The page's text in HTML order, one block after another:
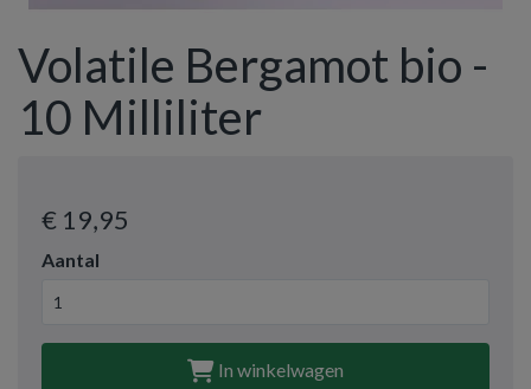
Volatile Bergamot bio -
10 Milliliter
€ 19,95
Aantal
In winkelwagen